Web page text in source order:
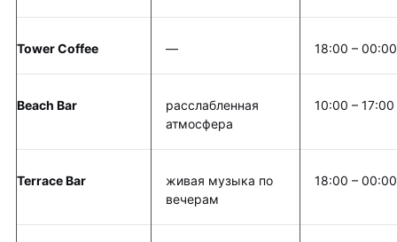
Tower Coffee — 18:00 – 00:00
Beach Bar
расслабленная
атмосфера
10:00 – 17:00
Terrace Bar
живая музыка по
вечерам
18:00 – 00:00